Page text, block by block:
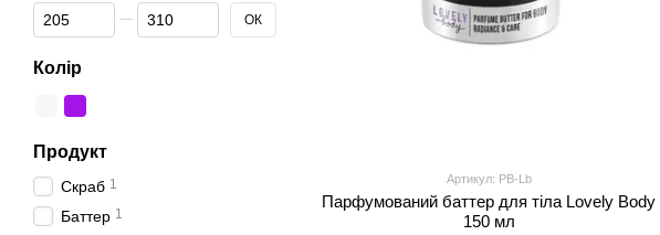
Артикул: PB-Lb
Парфумований баттер для тіла Lovely Body
150 мл
Від Ціна, грн
До Ціна, грн ОК
Колір
Продукт
Скраб 1
Баттер 1